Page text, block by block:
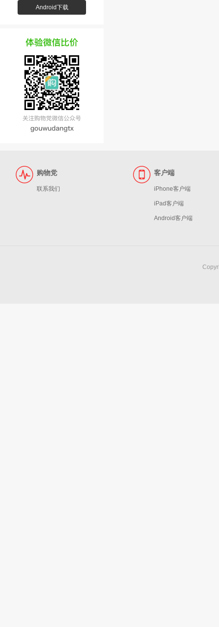
Android下载
购物党
联系我们
客户端
iPhone客户端
iPad客户端
Android客户端